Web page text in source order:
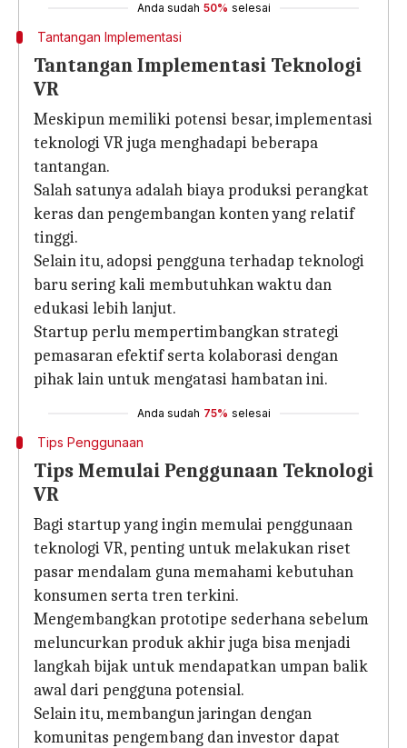
Anda sudah 50% selesai
Tantangan Implementasi
Tantangan Implementasi Teknologi
VR
Meskipun memiliki potensi besar, implementasi
teknologi VR juga menghadapi beberapa
tantangan.
Salah satunya adalah biaya produksi perangkat
keras dan pengembangan konten yang relatif
tinggi.
Selain itu, adopsi pengguna terhadap teknologi
baru sering kali membutuhkan waktu dan
edukasi lebih lanjut.
Startup perlu mempertimbangkan strategi
pemasaran efektif serta kolaborasi dengan
pihak lain untuk mengatasi hambatan ini.
Anda sudah 75% selesai
Tips Penggunaan
Tips Memulai Penggunaan Teknologi
VR
Bagi startup yang ingin memulai penggunaan
teknologi VR, penting untuk melakukan riset
pasar mendalam guna memahami kebutuhan
konsumen serta tren terkini.
Mengembangkan prototipe sederhana sebelum
meluncurkan produk akhir juga bisa menjadi
langkah bijak untuk mendapatkan umpan balik
awal dari pengguna potensial.
Selain itu, membangun jaringan dengan
komunitas pengembang dan investor dapat